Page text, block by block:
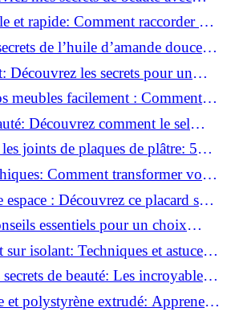
et rapide: Comment raccorder un
de l’huile d’amande douce :
l'adopter!
Découvrez les secrets pour un
meubles facilement : Comment
en un clin d'œil !
Découvrez comment le sel
routine!
joints de plaques de plâtre: 5
comprendre les fissures!
Comment transformer votre
: Découvrez ce placard sous
coulissantes!
essentiels pour un choix
sur isolant: Techniques et astuces
de beauté: Les incroyables
et polystyrène extrudé: Apprenez